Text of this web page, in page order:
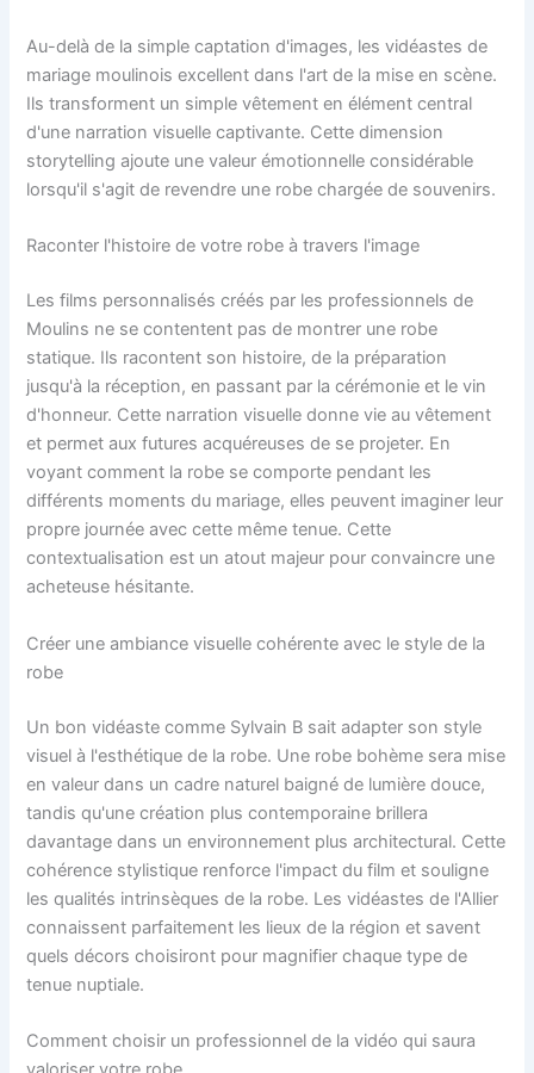
Au-delà de la simple captation d'images, les vidéastes de
mariage moulinois excellent dans l'art de la mise en scène.
Ils transforment un simple vêtement en élément central
d'une narration visuelle captivante. Cette dimension
storytelling ajoute une valeur émotionnelle considérable
lorsqu'il s'agit de revendre une robe chargée de souvenirs.
Raconter l'histoire de votre robe à travers l'image
Les films personnalisés créés par les professionnels de
Moulins ne se contentent pas de montrer une robe
statique. Ils racontent son histoire, de la préparation
jusqu'à la réception, en passant par la cérémonie et le vin
d'honneur. Cette narration visuelle donne vie au vêtement
et permet aux futures acquéreuses de se projeter. En
voyant comment la robe se comporte pendant les
différents moments du mariage, elles peuvent imaginer leur
propre journée avec cette même tenue. Cette
contextualisation est un atout majeur pour convaincre une
acheteuse hésitante.
Créer une ambiance visuelle cohérente avec le style de la
robe
Un bon vidéaste comme Sylvain B sait adapter son style
visuel à l'esthétique de la robe. Une robe bohème sera mise
en valeur dans un cadre naturel baigné de lumière douce,
tandis qu'une création plus contemporaine brillera
davantage dans un environnement plus architectural. Cette
cohérence stylistique renforce l'impact du film et souligne
les qualités intrinsèques de la robe. Les vidéastes de l'Allier
connaissent parfaitement les lieux de la région et savent
quels décors choisiront pour magnifier chaque type de
tenue nuptiale.
Comment choisir un professionnel de la vidéo qui saura